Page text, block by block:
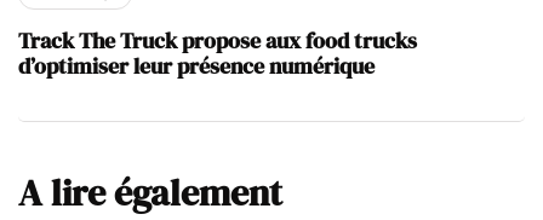
Track The Truck propose aux food trucks
d’optimiser leur présence numérique
A lire également